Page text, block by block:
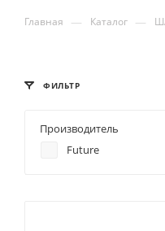
Главная — Каталог —
ФИЛЬТР
Производитель
Future